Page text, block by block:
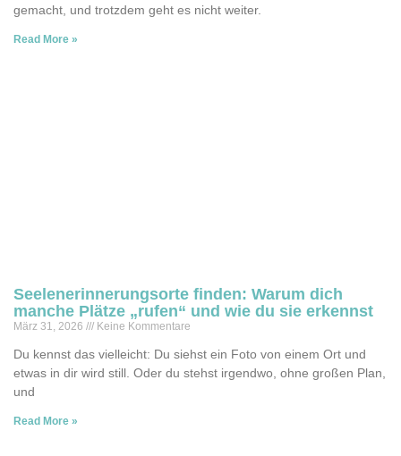
gemacht, und trotzdem geht es nicht weiter.
Read More »
Seelenerinnerungsorte finden: Warum dich
manche Plätze „rufen“ und wie du sie erkennst
März 31, 2026 Keine Kommentare
Du kennst das vielleicht: Du siehst ein Foto von einem Ort und
etwas in dir wird still. Oder du stehst irgendwo, ohne großen Plan,
und
Read More »